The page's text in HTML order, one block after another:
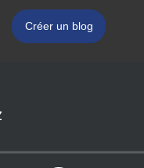
Créer un blog